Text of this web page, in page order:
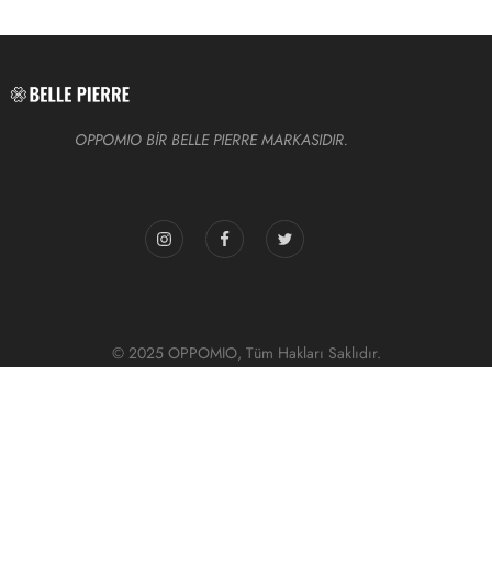
OPPOMIO BİR BELLE PIERRE MARKASIDIR.
© 2025 OPPOMIO, Tüm Hakları Saklıdır.